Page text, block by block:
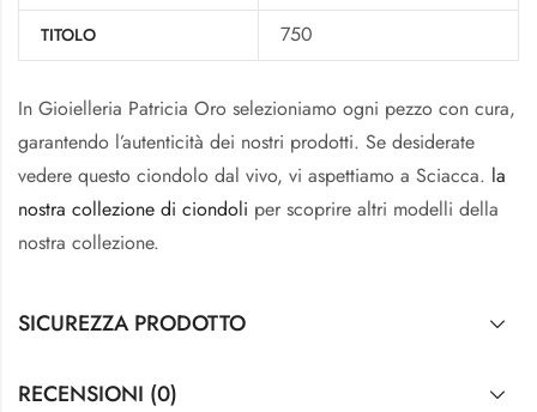
TITOLO 750
In Gioielleria Patricia Oro selezioniamo ogni pezzo con cura,
garantendo l’autenticità dei nostri prodotti. Se desiderate
vedere questo ciondolo dal vivo, vi aspettiamo a Sciacca. la
nostra collezione di ciondoli per scoprire altri modelli della
nostra collezione.
SICUREZZA PRODOTTO
RECENSIONI (0)